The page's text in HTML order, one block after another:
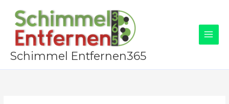
Inhalt
springen
Schimmel Entfernen365